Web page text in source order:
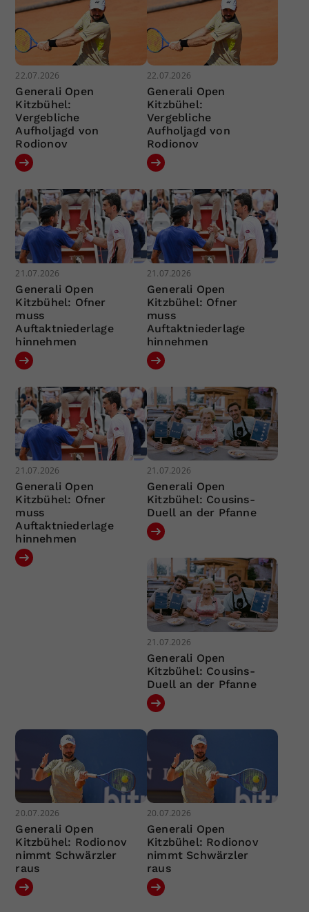
22.07.2026
Generali Open
Kitzbühel:
Vergebliche
Aufholjagd von
Rodionov
22.07.2026
Generali Open
Kitzbühel:
Vergebliche
Aufholjagd von
Rodionov
21.07.2026
Generali Open
Kitzbühel: Ofner
muss
Auftaktniederlage
hinnehmen
21.07.2026
Generali Open
Kitzbühel: Ofner
muss
Auftaktniederlage
hinnehmen
21.07.2026
Generali Open
Kitzbühel: Ofner
muss
Auftaktniederlage
hinnehmen
21.07.2026
Generali Open
Kitzbühel: Cousins-
Duell an der Pfanne
21.07.2026
Generali Open
Kitzbühel: Cousins-
Duell an der Pfanne
20.07.2026
Generali Open
Kitzbühel: Rodionov
nimmt Schwärzler
raus
20.07.2026
Generali Open
Kitzbühel: Rodionov
nimmt Schwärzler
raus